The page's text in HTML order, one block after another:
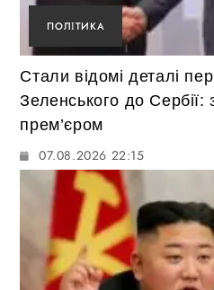
ПОЛІТИКА
Стали відомі деталі
Зеленського до Сербії:
прем’єром
07.08.2026 22:15